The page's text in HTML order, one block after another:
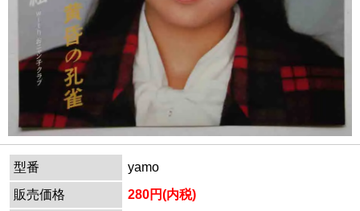
型番
yamo
販売価格
280円(内税)